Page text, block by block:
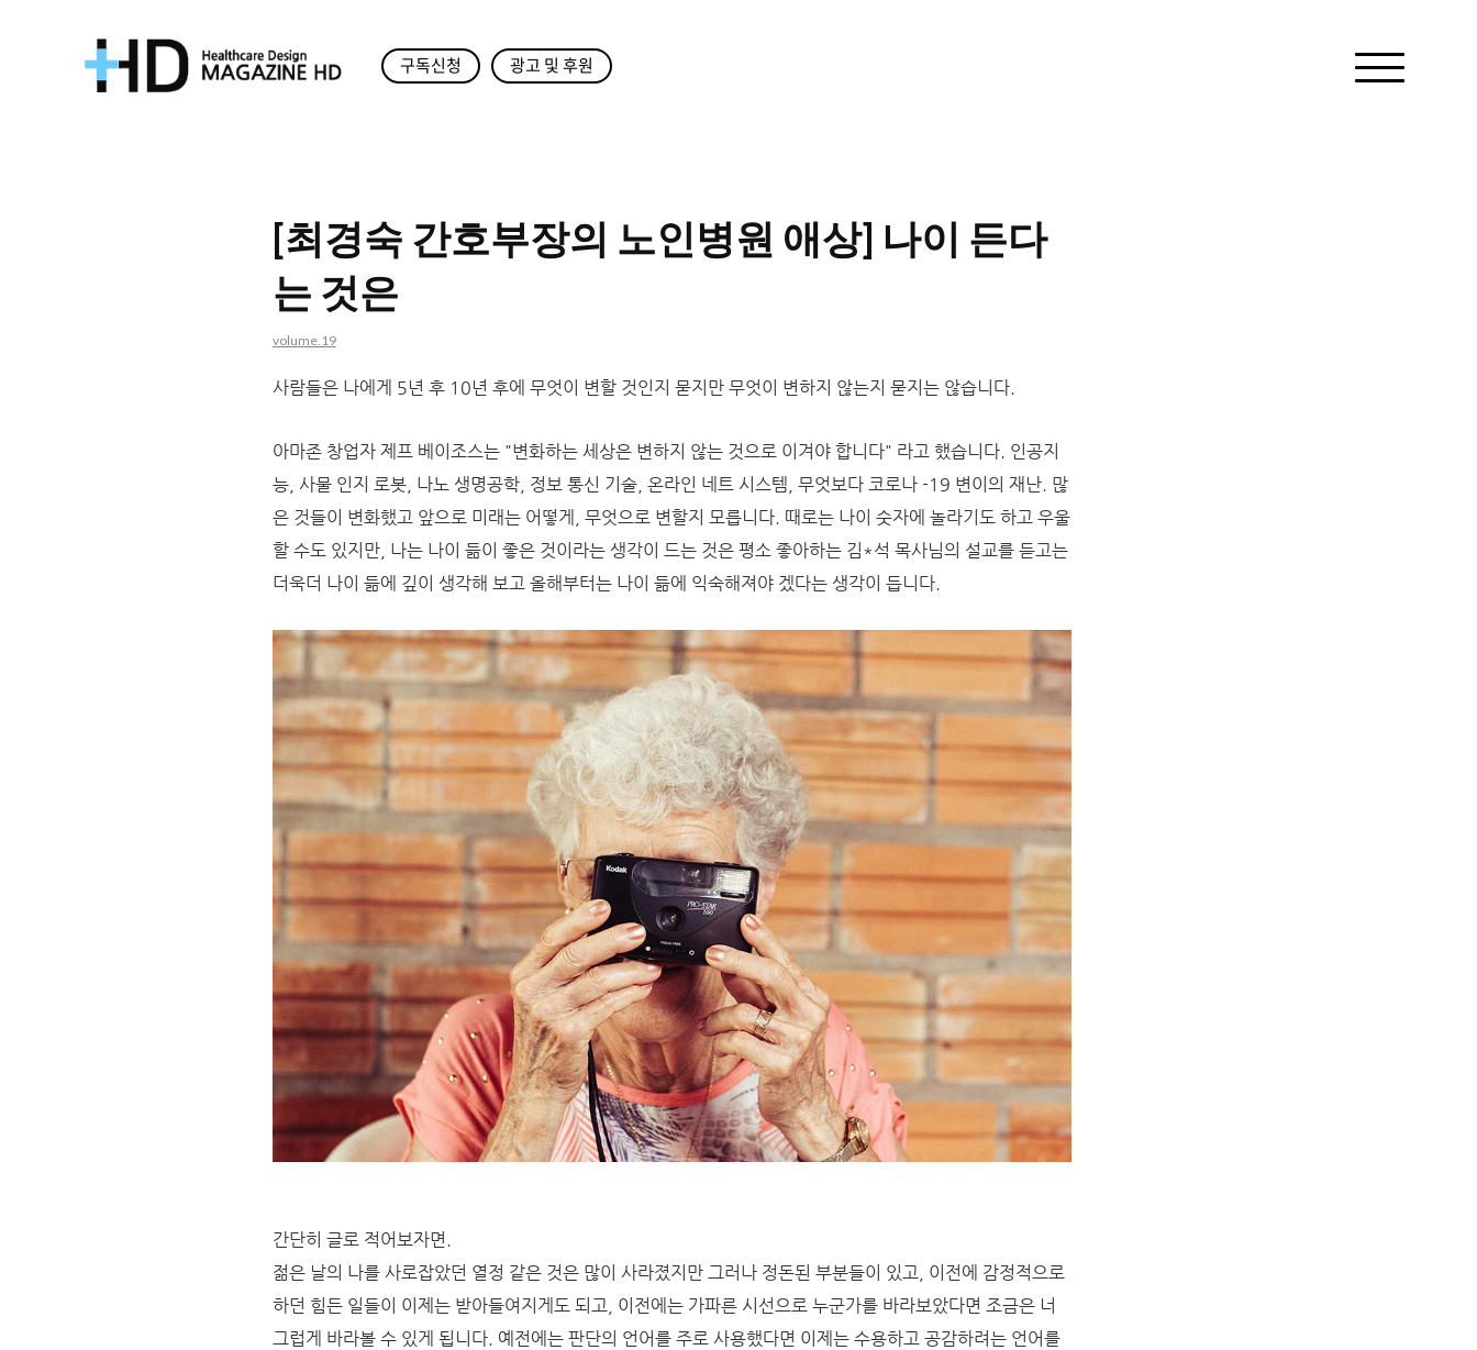
구독신청 광고 및 후원
[최경숙 간호부장의 노인병원 애상] 나이 든다
는 것은
volume.19
사람들은 나에게 5년 후 10년 후에 무엇이 변할 것인지 묻지만 무엇이 변하지 않는지 묻지는 않습니다.
아마존 창업자 제프 베이조스는 "변화하는 세상은 변하지 않는 것으로 이겨야 합니다" 라고 했습니다. 인공지
능, 사물 인지 로봇, 나노 생명공학, 정보 통신 기술, 온라인 네트 시스템, 무엇보다 코로나 -19 변이의 재난. 많
은 것들이 변화했고 앞으로 미래는 어떻게, 무엇으로 변할지 모릅니다. 때로는 나이 숫자에 놀라기도 하고 우울
할 수도 있지만, 나는 나이 듦이 좋은 것이라는 생각이 드는 것은 평소 좋아하는 김*석 목사님의 설교를 듣고는
더욱더 나이 듦에 깊이 생각해 보고 올해부터는 나이 듦에 익숙해져야 겠다는 생각이 듭니다.
간단히 글로 적어보자면.
젊은 날의 나를 사로잡았던 열정 같은 것은 많이 사라졌지만 그러나 정돈된 부분들이 있고, 이전에 감정적으로
하던 힘든 일들이 이제는 받아들여지게도 되고, 이전에는 가파른 시선으로 누군가를 바라보았다면 조금은 너
그럽게 바라볼 수 있게 됩니다. 예전에는 판단의 언어를 주로 사용했다면 이제는 수용하고 공감하려는 언어를